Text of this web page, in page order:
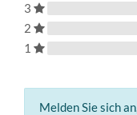
3
2
1
Melden Sie sich